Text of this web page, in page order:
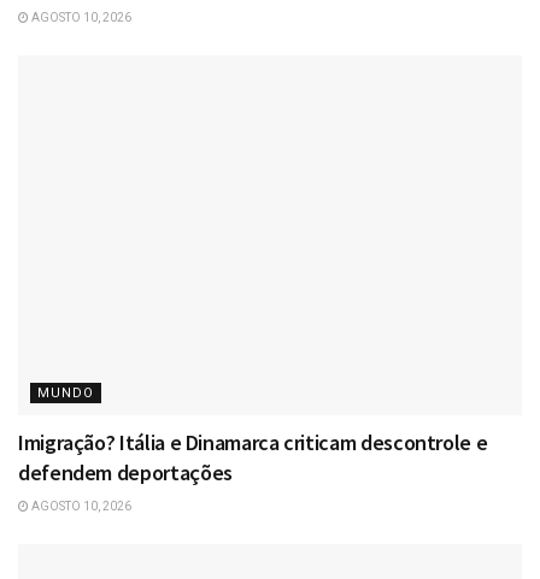
AGOSTO 10, 2026
MUNDO
Imigração? Itália e Dinamarca criticam descontrole e
defendem deportações
AGOSTO 10, 2026